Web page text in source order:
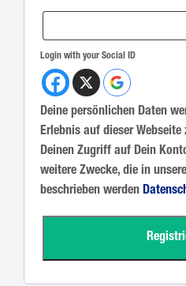
Login with your Social ID
Deine persönlichen Daten
Erlebnis auf dieser
Deinen Zugriff auf Dein
weitere Zwecke, die in
beschrieben werden